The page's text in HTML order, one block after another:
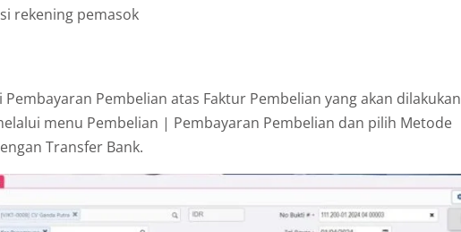
rekening pemasok
Pembelian atas Faktur Pembelian yang akan dilakukan
menu Pembelian | Pembayaran Pembelian dan pilih Metode
Transfer Bank.